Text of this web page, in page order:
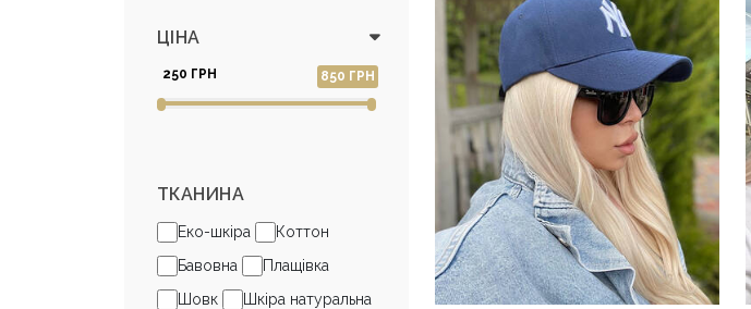
ЦІНА
250 ГРН 850 ГРН
ТКАНИНА
Еко-шкіра
Коттон
Бавовна
Плащівка
Шовк
Шкіра натуральна